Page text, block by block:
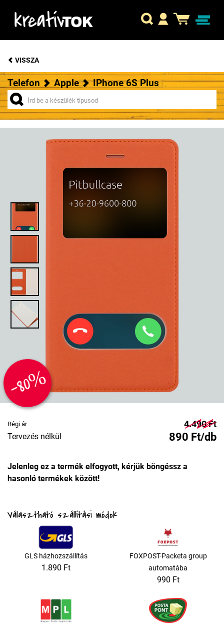
VISSZA
Telefon Apple IPhone 6S Plus
-80%
Régi ár 4.490 Ft
Tervezés nélkül 890 Ft/db
Jelenleg ez a termék elfogyott, kérjük böngéssz a
hasonló termékek között!
Választható szállítási módok
GLS házhozszállítás
1.890 Ft
FOXPOST-Packeta group
automatába
990 Ft